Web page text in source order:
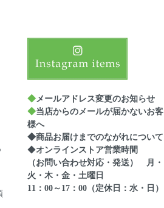
◆ メールアドレス変更のお知らせ
◆当店からのメールが届かないお客
様へ
◆商品お届けまでのながれについて
◆オンラインストア営業時間
（お問い合わせ対応・発送） 月・
火・木・金・土曜日
11：00～17：00（定休日：水・日）